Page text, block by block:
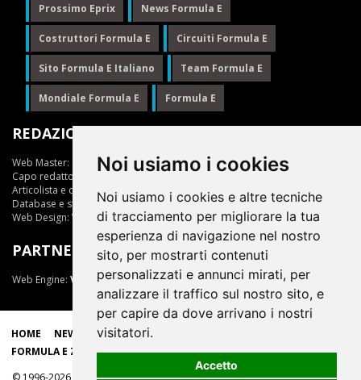
Noi usiamo i cookies
Noi usiamo i cookies e altre tecniche
di tracciamento per migliorare la tua
esperienza di navigazione nel nostro
sito, per mostrarti contenuti
personalizzati e annunci mirati, per
analizzare il traffico sul nostro sito, e
per capire da dove arrivano i nostri
visitatori.
Accetto
Prossimo Eprix News Formula E
Costruttori Formula E Circuiti Formula E
Sito Formula E Italiano Team Formula E
Mondiale Formula E Formula E
REDAZIONE
Web Master:
Ing.Daniele Muscarella
Capo redattore:
Giuseppe Cianci
Articolista e opinionista:
Giuseppe Cianci
Database e statistiche: Marcella Toschi
Web Design: Vittorio Arena
PARTNER
Web Engine: ViDa 3.0
HOME NEWS LIVE EPRIX
FORMULA E ZONE